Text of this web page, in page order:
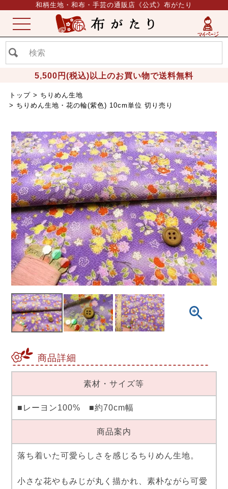
和柄生地・和布・手芸の通販店《公式》布がたり
5,500円(税込)以上のお買い物で送料無料
ME
NU
トップ
ちりめん生地
ちりめん生地・花の輪(紫色) 10cm単位 切り売り
商品詳細
素材・サイズ等
■レーヨン100% ■約70cm幅
商品案内
落ち着いた可愛らしさを感じるちりめん生地。
小さな花やもみじが丸く描かれ、素朴ながら可愛